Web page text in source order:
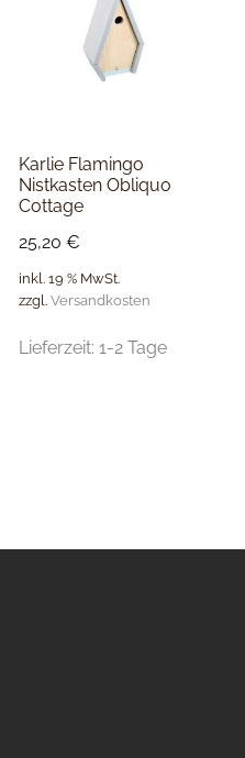
Karlie Flamingo
Nistkasten Obliquo
Cottage
25,20€
inkl. 19 % MwSt.
zzgl.Versandkosten
Lieferzeit:1-2 Tage